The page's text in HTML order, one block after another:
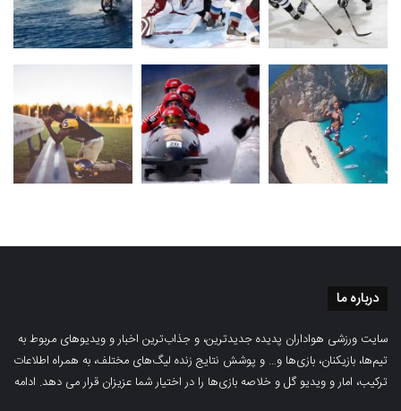
درباره ما
سایت ورزشی هواداران پدیده جدیدترین، و جذاب‌ترین اخبار و ویدیوهای مربوط به
تیم‌ها، بازیکنان، بازی‌ها و… و پوشش نتایج زنده لیگ‌های مختلف، به همراه اطلاعات
ترکیب، امار و ویدیو‌‌ گل‌ و خلاصه بازی‌ها را در اختیار شما عزیزان قرار می دهد. ادامه